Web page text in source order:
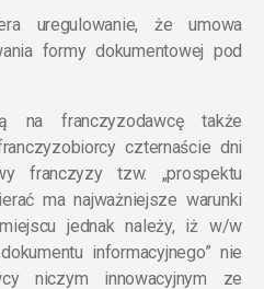
uregulowanie, że umowa
formy dokumentowej pod
na franczyzodawcę także
czternaście dni
franczyzy tzw. „prospektu
ma najważniejsze warunki
jednak należy, iż w/w
informacyjnego” nie
niczym innowacyjnym ze